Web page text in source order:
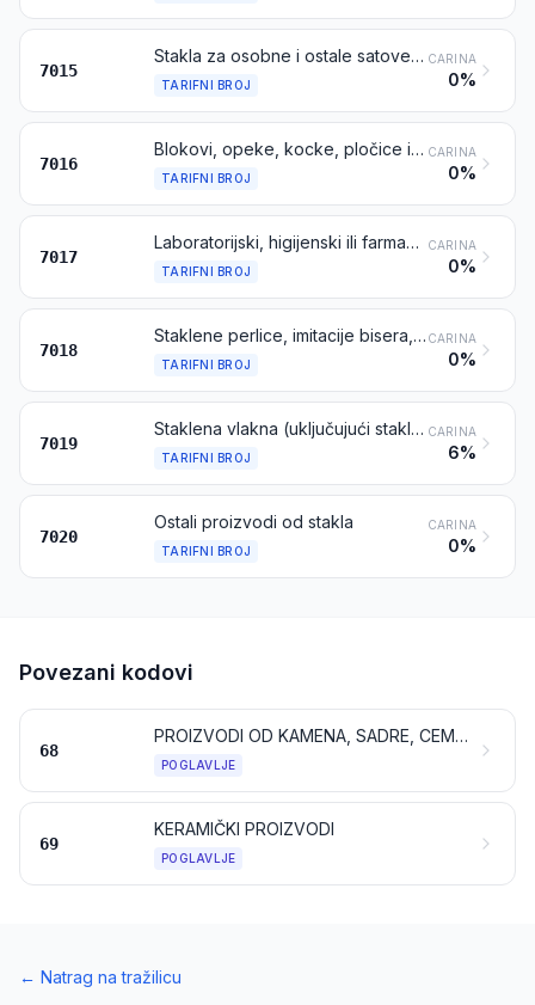
7015
Stakla za osobne i ostale satove i slična stakla, stakla za nekorekcijske ili korekcijske naočale, zakrivljena, savijena, udubljena ili slično, optički neobrađena; šuplje staklene kugle i njihovi segmenti, za proizvodnju takvih stakala
TARIFNI BROJ
CARINA
0%
7016
Blokovi, opeke, kocke, pločice i ostali proizvodi od prešanog ili lijevanog stakla, neovisno jesu li armirani, vrsta koje se rabi u građevinarstvu ili za konstrukcijske svrhe; staklene kockice i ostali sitni stakleni proizvodi, neovisno jesu li na podlozi ili ne, za mozaike ili slične ukrasne namjene; umjetnički ostakljene površine („vitraži”) i slično; multicelularno ili pjenasto staklo u blokovima, panelima, pločama, listovima ili sličnim oblicima
TARIFNI BROJ
CARINA
0%
7017
Laboratorijski, higijenski ili farmaceutski stakleni proizvodi, neovisno jesu li gradirani ili kalibrirani ili ne
TARIFNI BROJ
CARINA
0%
7018
Staklene perlice, imitacije bisera, imitacije dragulja ili poludragulja i slični sitni stakleni proizvodi te predmeti od njih, osim imitacija draguljarskih proizvoda; staklene oči, osim onih za protetiku; statue i ostali ukrasi od stakla izrađeni plinskom lampom, osim imitacija draguljarskih proizvoda; staklene mikrokuglice promjera ne većeg od 1 mm
TARIFNI BROJ
CARINA
0%
7019
Staklena vlakna (uključujući staklenu vunu) i proizvodi od njih (na primjer, pređa, roving, tkanine
TARIFNI BROJ
CARINA
6%
7020
Ostali proizvodi od stakla
TARIFNI BROJ
CARINA
0%
Povezani kodovi
68
PROIZVODI OD KAMENA, SADRE, CEMENTA, BETONA, AZBESTA, TINJCA ILI SLIČNIH MATERIJALA
POGLAVLJE
69
KERAMIČKI PROIZVODI
POGLAVLJE
← Natrag na tražilicu